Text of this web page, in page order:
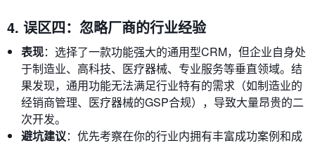
4. 误区四：忽略厂商的行业经验
表现：选择了一款功能强大的通用型CRM，但企业自身处
于制造业、高科技、医疗器械、专业服务等垂直领域。结
果发现，通用功能无法满足行业特有的需求（如制造业的
经销商管理、医疗器械的GSP合规），导致大量昂贵的二
次开发。
避坑建议：优先考察在你的行业内拥有丰富成功案例和成